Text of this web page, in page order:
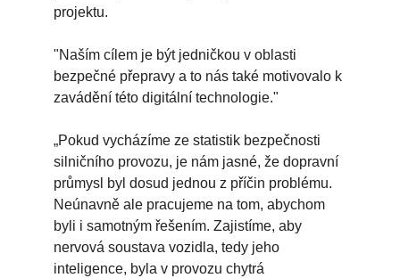
projektu.
"Naším cílem je být jedničkou v oblasti
bezpečné přepravy a to nás také motivovalo k
zavádění této digitální technologie."
„Pokud vycházíme ze statistik bezpečnosti
silničního provozu, je nám jasné, že dopravní
průmysl byl dosud jednou z příčin problému.
Neúnavně ale pracujeme na tom, abychom
byli i samotným řešením. Zajistíme, aby
nervová soustava vozidla, tedy jeho
inteligence, byla v provozu chytrá